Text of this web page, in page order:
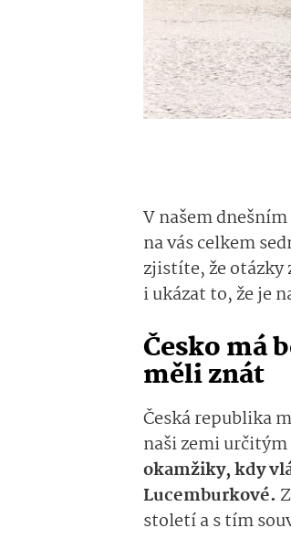
V našem
na vás celkem
zjistíte, že otázky
i ukázat to, že je
Česko má
měli znát
Česká republika
naši zemi
okamžiky, kdy
Lucemburkové.
století a s tím